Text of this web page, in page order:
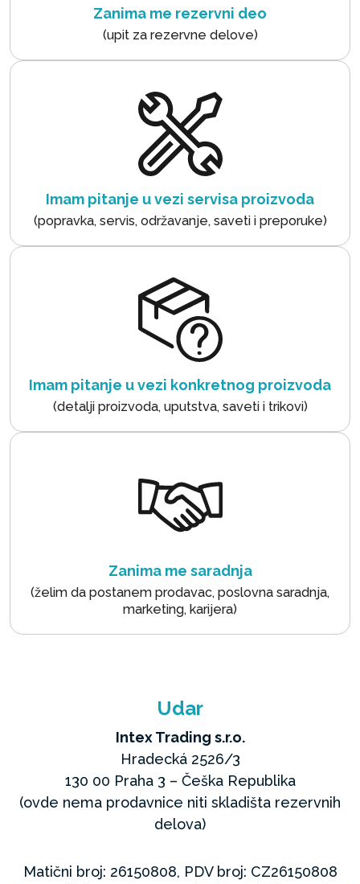
Zanima me rezervni deo
(upit za rezervne delove)
Imam pitanje u vezi servisa proizvoda
(popravka, servis, održavanje, saveti i preporuke)
Imam pitanje u vezi konkretnog proizvoda
(detalji proizvoda, uputstva, saveti i trikovi)
Zanima me saradnja
(želim da postanem prodavac, poslovna saradnja,
marketing, karijera)
Udar
Intex Trading s.r.o.
Hradecká 2526/3
130 00 Praha 3 – Češka Republika
(ovde nema prodavnice niti skladišta rezervnih
delova)
Matični broj: 26150808, PDV broj: CZ26150808